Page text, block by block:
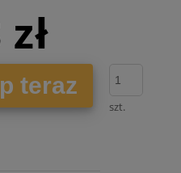
teraz
szt.